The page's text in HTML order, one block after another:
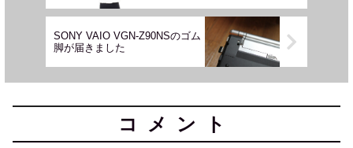
SONY VAIO VGN-Z90NSのゴム
脚が届きました
コメント